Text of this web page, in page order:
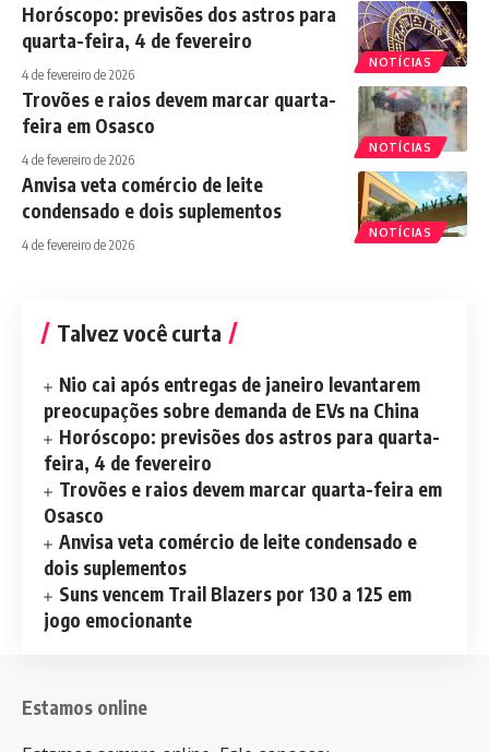
NOTÍCIAS
Horóscopo: previsões dos astros para
quarta-feira, 4 de fevereiro
4 de fevereiro de 2026
NOTÍCIAS
Trovões e raios devem marcar quarta-
feira em Osasco
4 de fevereiro de 2026
NOTÍCIAS
Anvisa veta comércio de leite
condensado e dois suplementos
4 de fevereiro de 2026
Talvez você curta
Nio cai após entregas de janeiro levantarem
preocupações sobre demanda de EVs na China
Horóscopo: previsões dos astros para quarta-
feira, 4 de fevereiro
Trovões e raios devem marcar quarta-feira em
Osasco
Anvisa veta comércio de leite condensado e
dois suplementos
Suns vencem Trail Blazers por 130 a 125 em
jogo emocionante
Estamos online